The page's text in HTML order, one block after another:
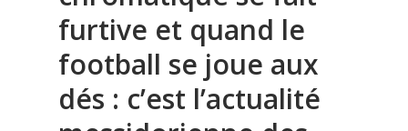
furtive et quand le
football se joue aux
dés : c’est l’actualité